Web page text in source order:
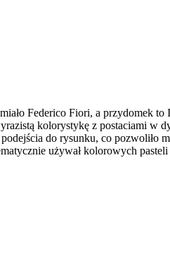
Federico Fiori, a przydomek
kolorystykę z postaciami w
do rysunku, co
używał kolorowych